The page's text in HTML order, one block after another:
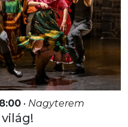
• Nagyterem